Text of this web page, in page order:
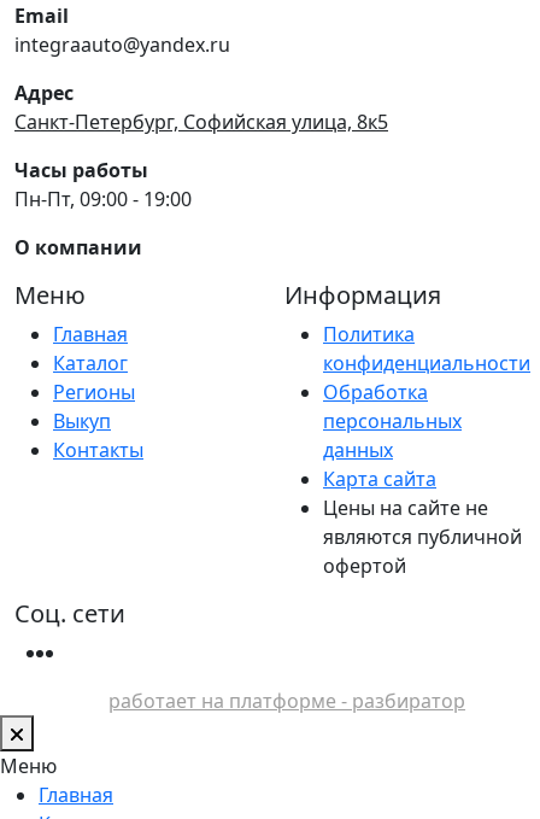
Email
integraauto@yandex.ru
Адрес
Санкт-Петербург, Софийская улица, 8к5
Часы работы
Пн-Пт, 09:00 - 19:00
О компании
Меню
Главная
Каталог
Регионы
Выкуп
Контакты
Информация
Политика
конфиденциальности
Обработка
персональных
данных
Карта сайта
Цены на сайте не
являются публичной
офертой
Соц. сети
работает на платформе - разбиратор
Меню
Главная